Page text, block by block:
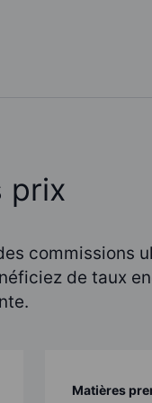
prix
commissions
de taux
Matières